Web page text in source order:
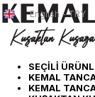
SEÇİLİ
KEMAL
KEMAL
English - TRY